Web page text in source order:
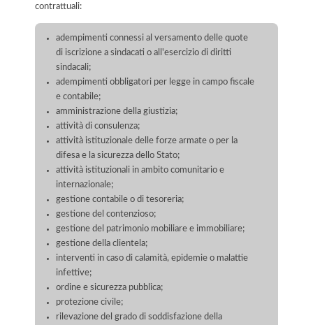
contrattuali:
adempimenti connessi al versamento delle quote
di iscrizione a sindacati o all'esercizio di diritti
sindacali;
adempimenti obbligatori per legge in campo fiscale
e contabile;
amministrazione della giustizia;
attività di consulenza;
attività istituzionale delle forze armate o per la
difesa e la sicurezza dello Stato;
attività istituzionali in ambito comunitario e
internazionale;
gestione contabile o di tesoreria;
gestione del contenzioso;
gestione del patrimonio mobiliare e immobiliare;
gestione della clientela;
interventi in caso di calamità, epidemie o malattie
infettive;
ordine e sicurezza pubblica;
protezione civile;
rilevazione del grado di soddisfazione della